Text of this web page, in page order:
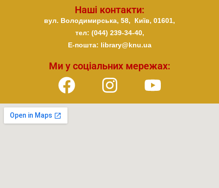
Наші контакти:
Ми у соціальних мережах:
вул. Володимирська, 58, Київ, 01601,
тел: (044) 239-34-40,
E-пошта: library@knu.ua